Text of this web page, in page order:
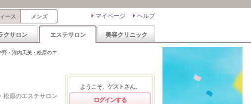
ヘルプ
マイページ
ース メンズ
クサロン エステサロン 美容クリニック
野・河内天美・松原のエ
松原のエステサロン
ようこそ、ゲストさん。
ログインする